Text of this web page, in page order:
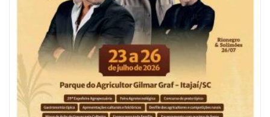
08/08/2026 | 07:00
Reservatórios de Penha são higienizados com ajuda de mergulhadores e
sem interrupção no abastecimento
ITAJAÍ